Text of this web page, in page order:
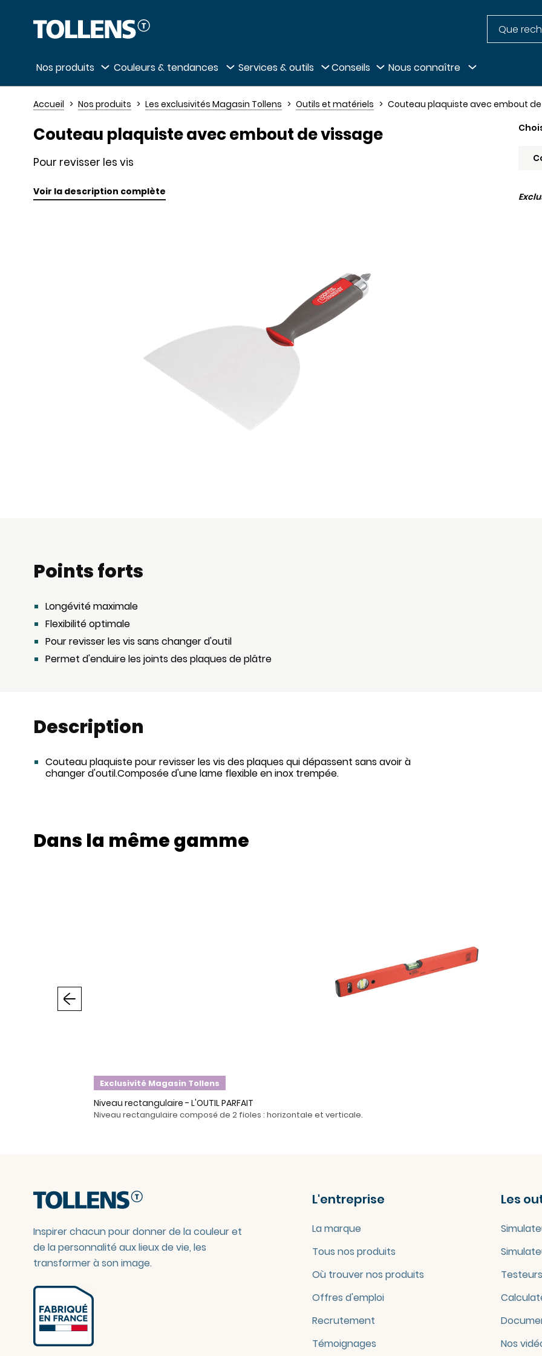
Passer la liste des magasins et aller au pied de page
Nos produits Couleurs & tendances Services & outils Conseils Nous connaître
Accueil Nos produits Les exclusivités Magasin Tollens Outils et matériels Couteau plaquiste avec embout
Couteau plaquiste avec embout de vissage
Pour revisser les vis
Voir la description complète
Points forts
Longévité maximale
Flexibilité optimale
Pour revisser les vis sans changer d'outil
Permet d'enduire les joints des plaques de plâtre
Description
Couteau plaquiste pour revisser les vis des plaques qui dépassent sans avoir à
changer d'outil.Composée d'une lame flexible en inox trempée.
Dans la même gamme
Exclusivité Magasin Tollens
Niveau rectangulaire - L'OUTIL PARFAIT
Niveau rectangulaire composé de 2 fioles : horizontale et verticale.
Inspirer chacun pour donner de la couleur et
de la personnalité aux lieux de vie, les
transformer à son image.
L'entreprise
La marque
Tous nos produits
Où trouver nos produits
Offres d'emploi
Recrutement
Témoignages
Les
Nos